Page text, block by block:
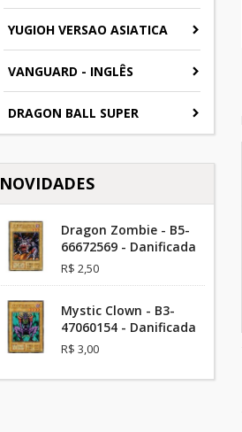
YUGIOH VERSAO ASIATICA
VANGUARD - INGLÊS
DRAGON BALL SUPER
NOVIDADES
Dragon Zombie - B5-
66672569 - Danificada
R$ 2,50
Mystic Clown - B3-
47060154 - Danificada
R$ 3,00